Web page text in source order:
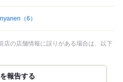
（6）
の店舗情報に誤りがある場合は、以下
報告する